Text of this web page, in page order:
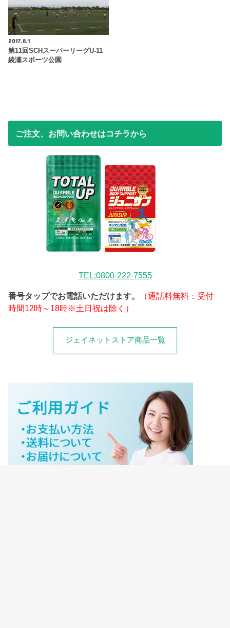
2017.8.1
第11回SCHスーパーリーグU-11
綾瀬スポーツ公園
ご注文、お問い合わせはコチラから
TEL:0800-222-7555
番号タップでお電話いただけます。
（通話料無料：受付
時間12時～18時※土日祝は除く）
ジェイネットストア商品一覧